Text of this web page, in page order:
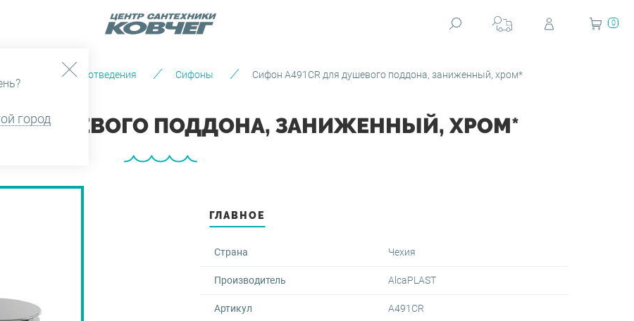
город
0
и водоотведения Сифоны Сифон A491CR для душевого поддона, заниженный, хром*
ДУШЕВОГО ПОДДОНА, ЗАНИЖЕННЫЙ, ХРОМ*
ГЛАВНОЕ
Страна Чехия
Производитель AlcaPLAST
Артикул A491CR